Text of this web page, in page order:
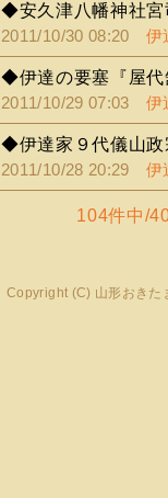
◆安久津八幡神社宮
2011/10/30 08:20伊
◆伊達の要塞『屋代
2011/10/29 07:03伊
◆伊達家９代儀山政
2011/10/28 20:29伊
104件中/
Copyright (C) 山形おき